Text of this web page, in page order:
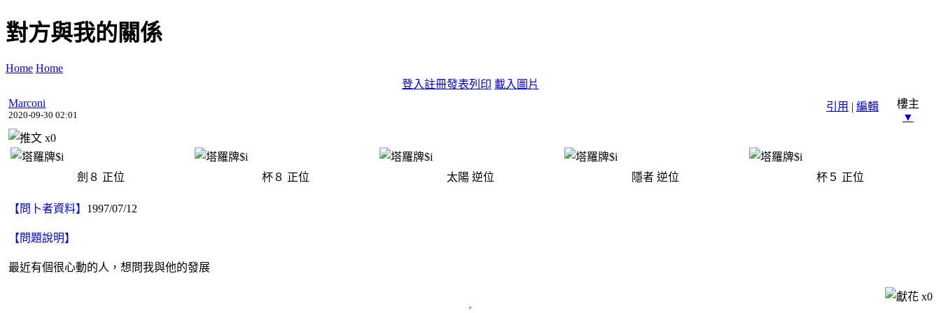
對方與我的關係
Home Home
登入註冊發表列印 載入圖片
引用 | 編輯
Marconi
2020-09-30 02:01
樓主
▼
x0
劍８ 正位 杯８ 正位 太陽 逆位 隱者 逆位 杯５ 正位
【問卜者資料】 1997/07/12
【問題說明】
最近有個很心動的人，想問我與他的發展
x0